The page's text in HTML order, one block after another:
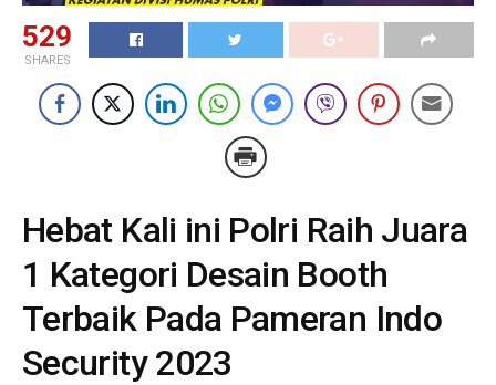
529
SHARES
Hebat Kali ini Polri Raih Juara
1 Kategori Desain Booth
Terbaik Pada Pameran Indo
Security 2023